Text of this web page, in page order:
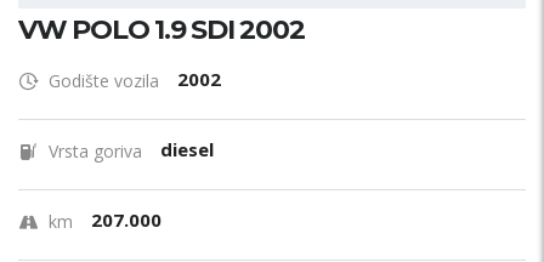
VW POLO 1.9 SDI 2002
Godište vozila 2002
Vrsta goriva diesel
km 207.000